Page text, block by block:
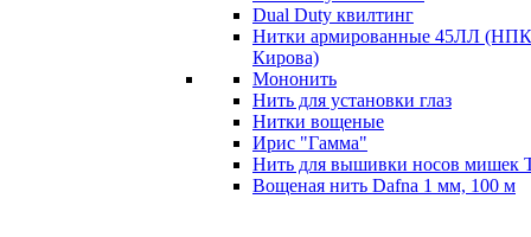
Dual Duty квилтинг
Нитки армированные 45ЛЛ
Кирова)
Мононить
Нить для установки глаз
Нитки вощеные
Ирис "Гамма"
Нить для вышивки носов мишек
Вощеная нить Dafna 1 мм, 100 м